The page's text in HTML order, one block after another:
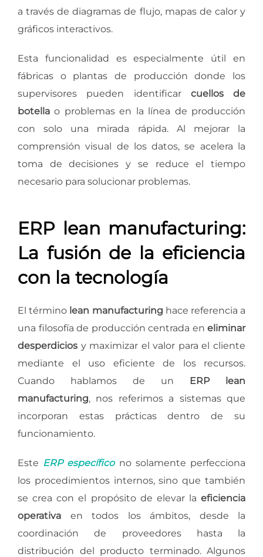
a través de diagramas de flujo, mapas de calor y
gráficos interactivos.
Esta funcionalidad es especialmente útil en
fábricas o plantas de producción donde los
supervisores pueden identificar cuellos de
botella o problemas en la línea de producción
con solo una mirada rápida. Al mejorar la
comprensión visual de los datos, se acelera la
toma de decisiones y se reduce el tiempo
necesario para solucionar problemas.
ERP lean manufacturing:
La fusión de la eficiencia
con la tecnología
El término lean manufacturing hace referencia a
una filosofía de producción centrada en eliminar
desperdicios y maximizar el valor para el cliente
mediante el uso eficiente de los recursos.
Cuando hablamos de un ERP lean
manufacturing, nos referimos a sistemas que
incorporan estas prácticas dentro de su
funcionamiento.
Este ERP específicono solamente perfecciona
los procedimientos internos, sino que también
se crea con el propósito de elevar la eficiencia
operativa en todos los ámbitos, desde la
coordinación de proveedores hasta la
distribución del producto terminado. Algunos